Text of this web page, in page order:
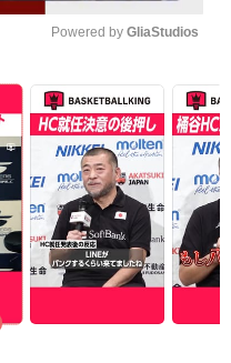
Powered by GliaStudios